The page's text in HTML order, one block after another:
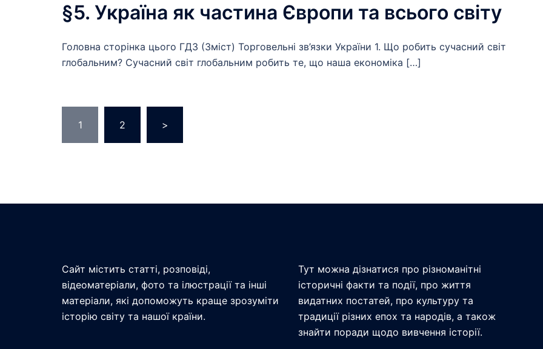
§5. Україна як частина Європи та всього світу
Головна сторінка цього ГДЗ (Зміст) Торговельні зв’язки України 1. Що робить сучасний світ
глобальним? Сучасний світ глобальним робить те, що наша економіка […]
Пагінація
записів
1 2 >
Сайт містить статті, розповіді,
відеоматеріали, фото та ілюстрації та інші
матеріали, які допоможуть краще зрозуміти
історію світу та нашої країни.
Тут можна дізнатися про різноманітні
історичні факти та події, про життя
видатних постатей, про культуру та
традиції різних епох та народів, а також
знайти поради щодо вивчення історії.